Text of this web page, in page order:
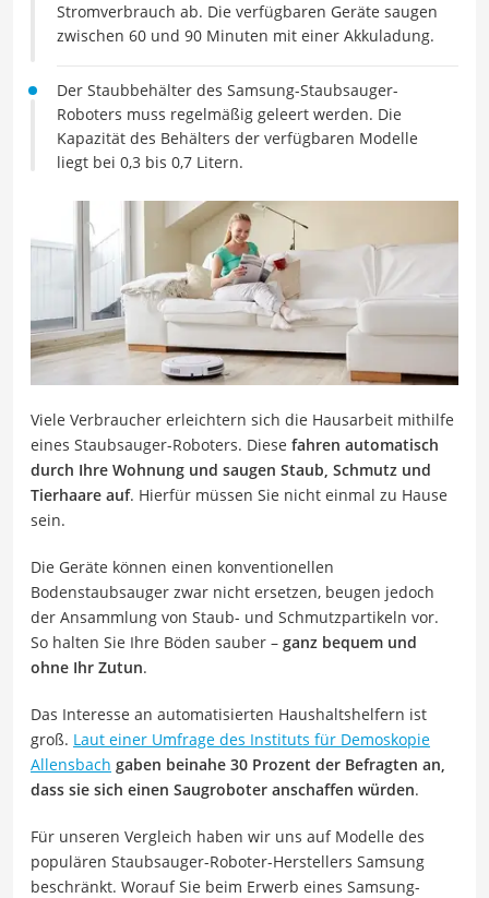
Stromverbrauch ab. Die verfügbaren Geräte saugen
zwischen 60 und 90 Minuten mit einer Akkuladung.
Der Staubbehälter des Samsung-Staubsauger-
Roboters muss regelmäßig geleert werden. Die
Kapazität des Behälters der verfügbaren Modelle
liegt bei 0,3 bis 0,7 Litern.
Viele Verbraucher erleichtern sich die Hausarbeit mithilfe
eines Staubsauger-Roboters. Diese fahren automatisch
durch Ihre Wohnung und saugen Staub, Schmutz und
Tierhaare auf. Hierfür müssen Sie nicht einmal zu Hause
sein.
Die Geräte können einen konventionellen
Bodenstaubsauger zwar nicht ersetzen, beugen jedoch
der Ansammlung von Staub- und Schmutzpartikeln vor.
So halten Sie Ihre Böden sauber – ganz bequem und
ohne Ihr Zutun.
Das Interesse an automatisierten Haushaltshelfern ist
groß. Laut einer Umfrage des Instituts für Demoskopie
Allensbach gaben beinahe 30 Prozent der Befragten an,
dass sie sich einen Saugroboter anschaffen würden.
Für unseren Vergleich haben wir uns auf Modelle des
populären Staubsauger-Roboter-Herstellers Samsung
beschränkt. Worauf Sie beim Erwerb eines Samsung-